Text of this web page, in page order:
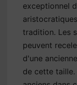
exceptionnel
tradition. Les
peuvent
d'une
de cette